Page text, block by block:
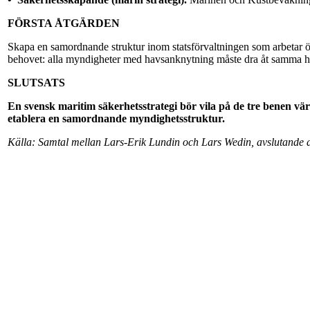
FÖRSTA ÅTGÄRDEN
Skapa en samordnande struktur inom statsförvaltningen som
behovet: alla myndigheter med havsanknytning måste dra åt samma
SLUTSATS
En svensk maritim säkerhetsstrategi bör vila på de tre benen
etablera en samordnande myndighetsstruktur.
Källa: Samtal mellan Lars-Erik Lundin och Lars Wedin, avslutande